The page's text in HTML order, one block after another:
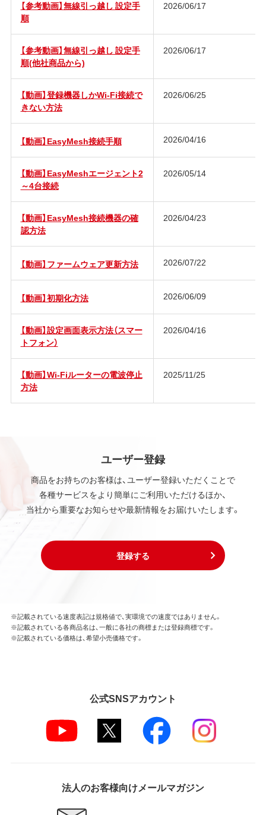
【参考動画】無線引っ越し 設定手
順
2026/06/17
【参考動画】無線引っ越し 設定手
順(他社商品から)
2026/06/17
【動画】登録機器しかWi-Fi接続で
きない方法
2026/06/25
【動画】EasyMesh接続手順 2026/04/16
【動画】EasyMeshエージェント2
～4台接続
2026/05/14
【動画】EasyMesh接続機器の確
認方法
2026/04/23
【動画】ファームウェア更新方法 2026/07/22
【動画】初期化方法 2026/06/09
【動画】設定画面表示方法（スマー
トフォン）
2026/04/16
【動画】Wi-Fiルーターの電波停止
方法
2025/11/25
ユーザー登録
商品をお持ちのお客様は、ユーザー登録いただくことで
各種サービスをより簡単にご利用いただけるほか、
当社から重要なお知らせや最新情報をお届けいたします。
登録する
※記載されている速度表記は規格値で、実環境での速度ではありません。
※記載されている各商品名は、一般に各社の商標または登録商標です。
※記載されている価格は、希望小売価格です。
公式SNSアカウント
法人のお客様向けメールマガジン